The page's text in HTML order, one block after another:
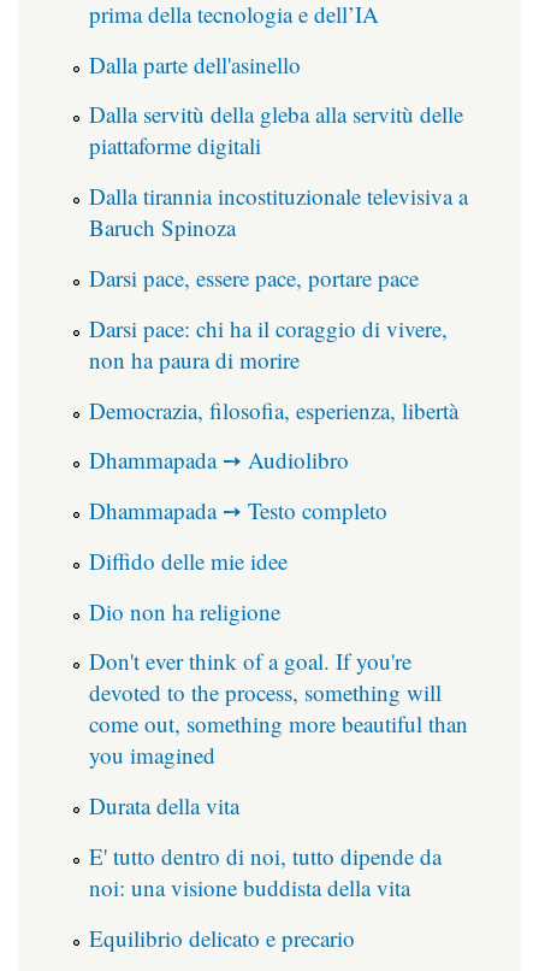
prima della tecnologia e dell’IA
Dalla parte dell'asinello
Dalla servitù della gleba alla servitù delle
piattaforme digitali
Dalla tirannia incostituzionale televisiva a
Baruch Spinoza
Darsi pace, essere pace, portare pace
Darsi pace: chi ha il coraggio di vivere,
non ha paura di morire
Democrazia, filosofia, esperienza, libertà
Dhammapada ➙ Audiolibro
Dhammapada ➙ Testo completo
Diffido delle mie idee
Dio non ha religione
Don't ever think of a goal. If you're
devoted to the process, something will
come out, something more beautiful than
you imagined
Durata della vita
E' tutto dentro di noi, tutto dipende da
noi: una visione buddista della vita
Equilibrio delicato e precario